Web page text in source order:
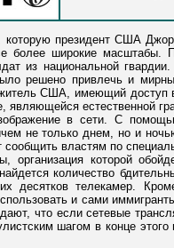
которую президент США
более широкие масштабы.
из национальной
решено привлечь и
США, имеющий доступ
являющейся естественной
в сети. С
не только днем, но и
властям по
организация которой
количество
десятков телекамер.
и сами
что если сетевые
шагом в конце